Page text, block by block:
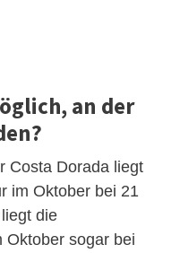
an der
Costa Dorada liegt
im Oktober bei 21
die
Oktober sogar bei